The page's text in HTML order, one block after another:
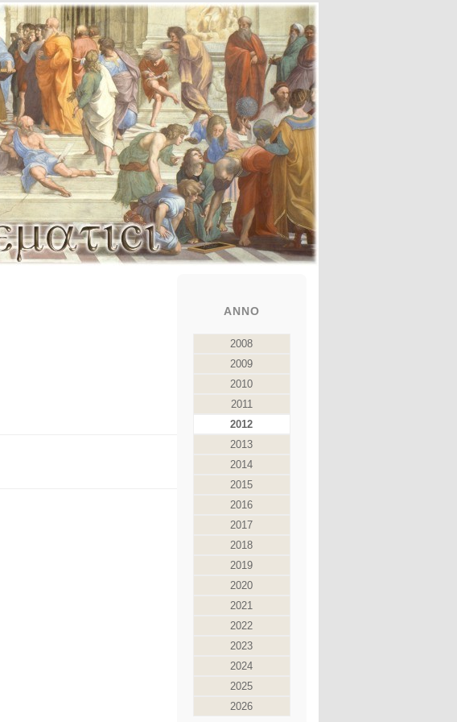
ANNO
2008
2009
2010
2011
2012
2013
2014
2015
2016
2017
2018
2019
2020
2021
2022
2023
2024
2025
2026